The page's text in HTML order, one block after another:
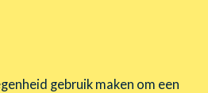
gebruik maken om een